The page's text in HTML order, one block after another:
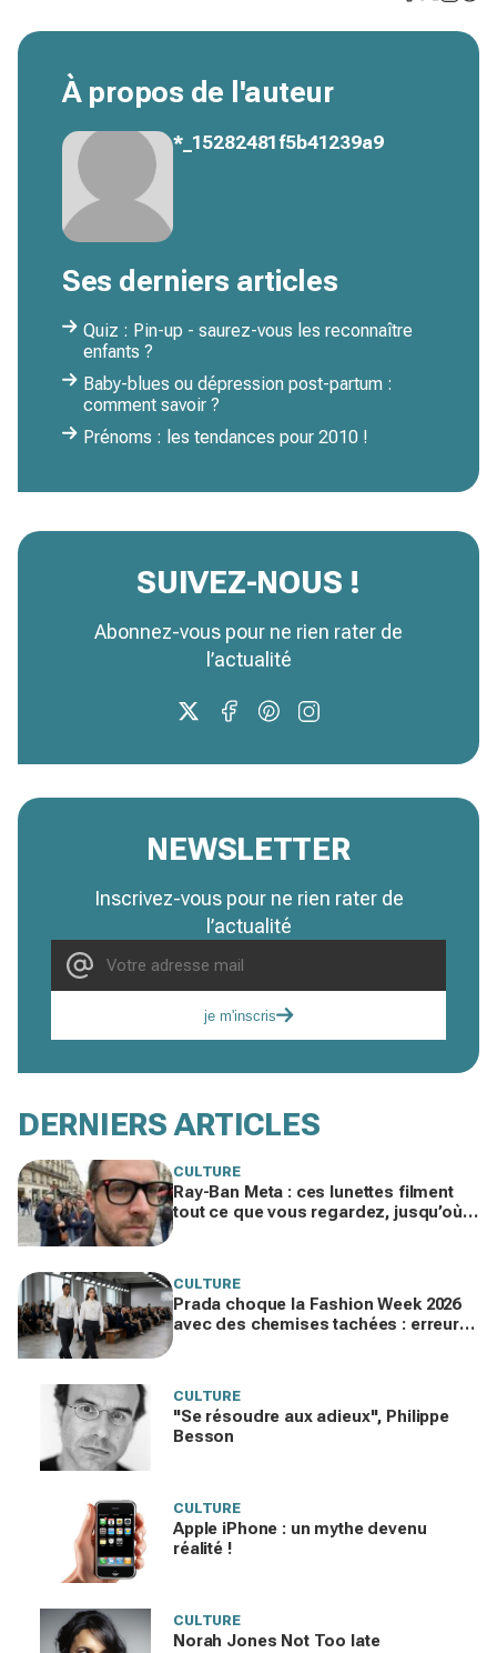
À propos de l'auteur
*_15282481f5b41239a9
Ses derniers articles
Quiz : Pin-up - saurez-vous les reconnaître
enfants ?
Baby-blues ou dépression post-partum :
comment savoir ?
Prénoms : les tendances pour 2010 !
SUIVEZ-NOUS !
Abonnez-vous pour ne rien rater de
l’actualité
NEWSLETTER
Inscrivez-vous pour ne rien rater de
l’actualité
je m'inscris
DERNIERS ARTICLES
CULTURE
Ray-Ban Meta : ces lunettes filment
tout ce que vous regardez, jusqu’où
CULTURE
Prada choque la Fashion Week 2026
avec des chemises tachées : erreur
CULTURE
"Se résoudre aux adieux", Philippe
Besson
CULTURE
Apple iPhone : un mythe devenu
réalité !
CULTURE
Norah Jones Not Too late